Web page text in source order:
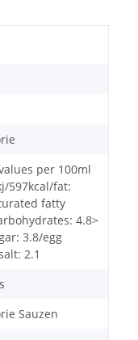
​​per 100ml
597kcal/fat:
fatty
4.8>
3.8/egg
2.1
Sauzen